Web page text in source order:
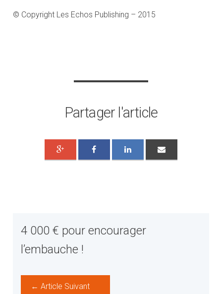
© Copyright Les Echos Publishing – 2015
Partager l'article
4 000 € pour encourager
l’embauche !
← Article Suivant